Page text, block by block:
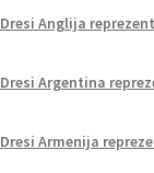
Dresi Anglija
Dresi Argentina
Dresi Armenija